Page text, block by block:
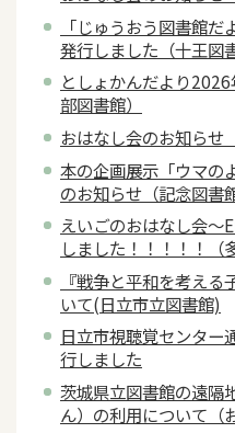
「じゅうおう図書館
発行しました（十王図
としょかんだより
部図書館）
おはなし会のお知らせ
本の企画展示「ウマの
のお知らせ（記念図書館
えいごのおはなし会
しました！！！！！（
『戦争と平和を考え
いて(日立市立図書館)
日立市視聴覚センター
行しました
茨城県立図書館の遠隔
ん）の利用について（